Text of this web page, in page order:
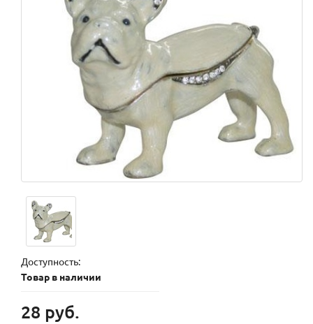
Доступность:
Товар в наличии
28 руб.